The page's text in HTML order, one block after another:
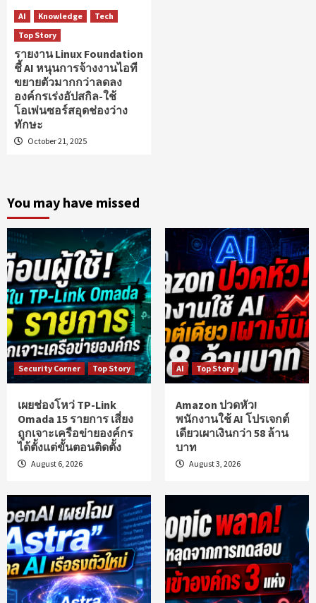
AI Knowledge
Tech
Top Story
รายงาน Linux Foundation
ชี้ AI หนุนการจ้างงานไอที
ขยายตัวมากกว่าลดลง
องค์กรเร่งอัปสกิล-ใช้
โอเพ่นซอร์สอุดช่องว่าง
ทักษะ
October 21, 2025
You may have missed
Security Corner Top Story
เผยช่องโหว่ TP-Link
Omada 15 รายการ เสี่ยง
ถูกเจาะเครือข่ายองค์กร
ได้ตั้งแต่ขั้นตอนติดตั้ง
August 6, 2026
AI Top Story
Amazon ปวดหัว!
พนักงานใช้ AI โปรเจกต์
เดียวเผาเงินกว่า 58 ล้าน
บาท
August 3, 2026